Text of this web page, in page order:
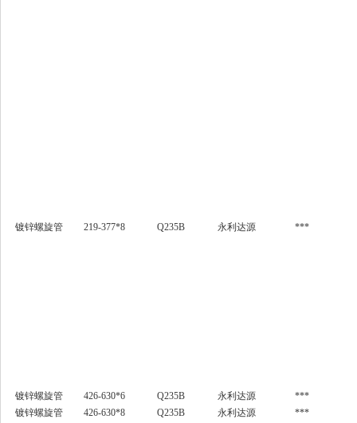
镀锌螺旋管 219-377*8 Q235B 永利达源 ***
镀锌螺旋管 426-630*6 Q235B 永利达源
***
镀锌螺旋管
426-630*8 Q235B 永利达源
***